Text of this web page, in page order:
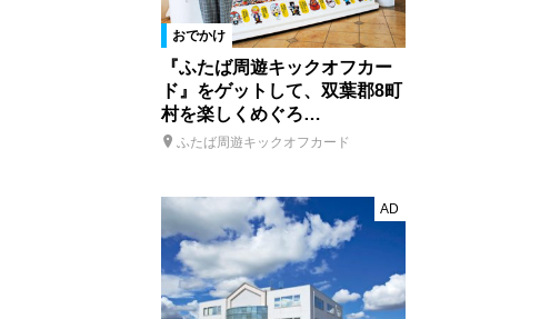
おでかけ
『ふたば周遊キックオフカー
ド』をゲットして、双葉郡8町
村を楽しくめぐろ…
ふたば周遊キックオフカード
AD